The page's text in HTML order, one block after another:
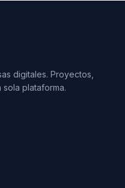
digitales. Proyectos,
plataforma.